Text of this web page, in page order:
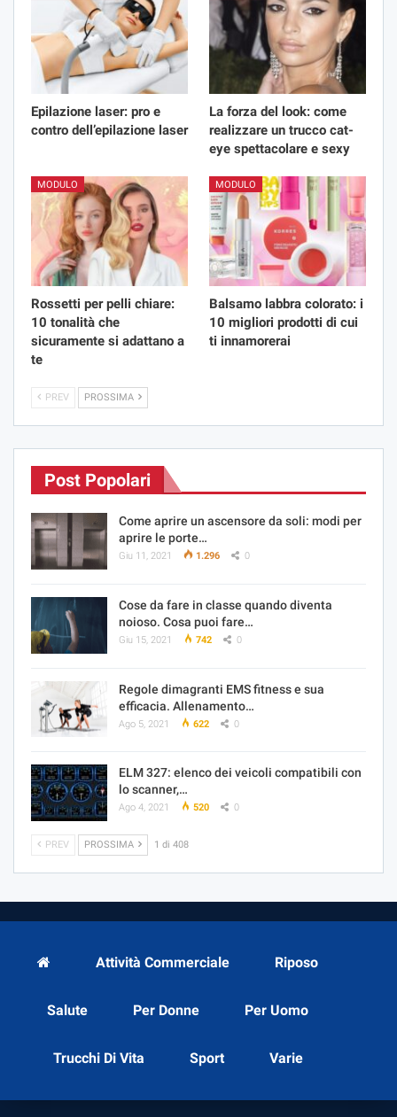
Epilazione laser: pro e
contro dell’epilazione laser
La forza del look: come
realizzare un trucco cat-
eye spettacolare e sexy
MODULO
Rossetti per pelli chiare:
10 tonalità che
sicuramente si adattano a
te
MODULO
Balsamo labbra colorato: i
10 migliori prodotti di cui
ti innamorerai
PREV PROSSIMA
Post Popolari
Come aprire un ascensore da soli: modi per
aprire le porte…
Giu 11, 2021 1.296 0
Cose da fare in classe quando diventa
noioso. Cosa puoi fare…
Giu 15, 2021 742 0
Regole dimagranti EMS fitness e sua
efficacia. Allenamento…
Ago 5, 2021 622 0
ELM 327: elenco dei veicoli compatibili con
lo scanner,…
Ago 4, 2021 520 0
PREV PROSSIMA 1 di 408
Attività Commerciale Riposo
Salute Per Donne Per Uomo
Trucchi Di Vita Sport Varie